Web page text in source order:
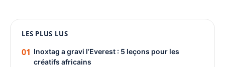
PUBLICITÉ
LES PLUS LUS
01 Inoxtag a gravi l’Everest : 5 leçons pour les
créatifs africains